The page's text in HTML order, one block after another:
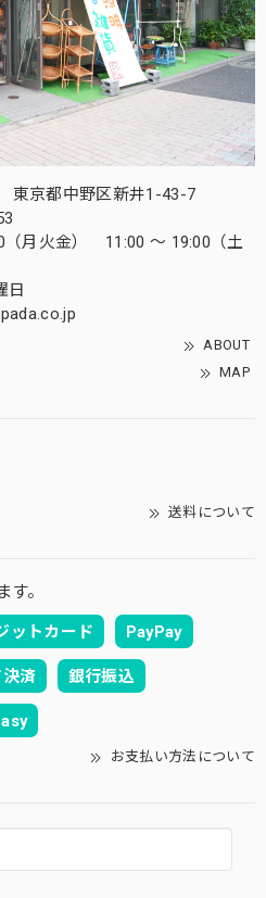
東京都中野区新井1-43-7
（月火金） 11:00 ～ 19:00（土
日
ABOUT
MAP
送料について
。
ットカード PayPay
済 銀行振込
お支払い方法について